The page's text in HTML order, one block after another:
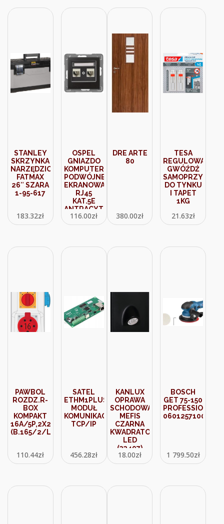
STANLEY
SKRZYNKA
NARZĘDZIOWA
FATMAX
26″ SZARA
1-95-617
183.32zł
OSPEL
GNIAZDO
KOMPUTEROWE
PODWÓJNE
EKRANOWANE
RJ45
KAT.5E
ANTRACYT
GPK1YP50
116.00zł
DRE ARTE
80
380.00zł
TESA
REGULOWANY
GWÓŹDŹ
DO TYNKU
I TAPET
1KG
21.63zł
PAWBOL
ROZDZ.R-
BOX
KOMPAKT
16A/5P,2X250V,WYŁ.L/P
(B.165/2/LP)
110.44zł
SATEL
ETHM1PLUS
MODUŁ
KOMUNIKACYJNY
TCP/IP
456.28zł
KANLUX
OPRAWA
SCHODOWA
MEFIS
CZARNA
KWADRATOWA
LED
(32497)
18.00zł
BOSCH
GET 75-150
PROFESSIONAL
0601257100
1 799.50zł